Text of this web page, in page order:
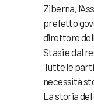
Ziberna,
prefetto
direttore
Stasi e dal
Tutte le
necessità
La storia